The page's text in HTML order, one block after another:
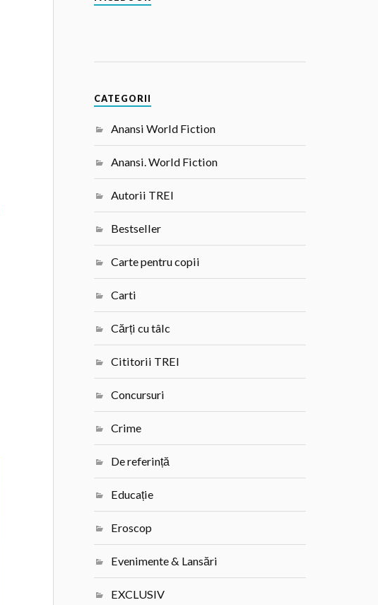
CATEGORII
Anansi World Fiction
Anansi. World Fiction
Autorii TREI
Bestseller
Carte pentru copii
Carti
Cărți cu tâlc
Cititorii TREI
Concursuri
Crime
De referință
Educație
Eroscop
Evenimente & Lansări
EXCLUSIV